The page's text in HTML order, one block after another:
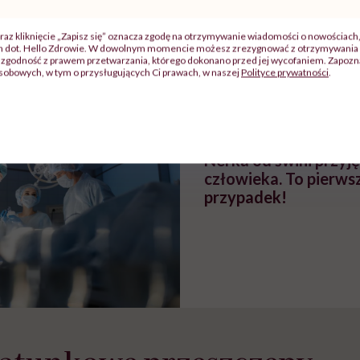
tylko
należy?". Headhunter o
zmianie pokoleniowej u
kobiet w ciąży na rynku
Instrukcja". Tym
atakach paniki.
warsztat
Nerka od świni
człowieka. To
przypadek!
kliknięcie „Zapisz się” oznacza zgodę na otrzymywanie wiadomości o
dot. Hello Zdrowie. W dowolnym momencie możesz zrezygnować z
zgodność z prawem przetwarzania, którego dokonano przed jej wycofaniem.
w tym o przysługujących Ci prawach, w naszejPolityce prywatności.